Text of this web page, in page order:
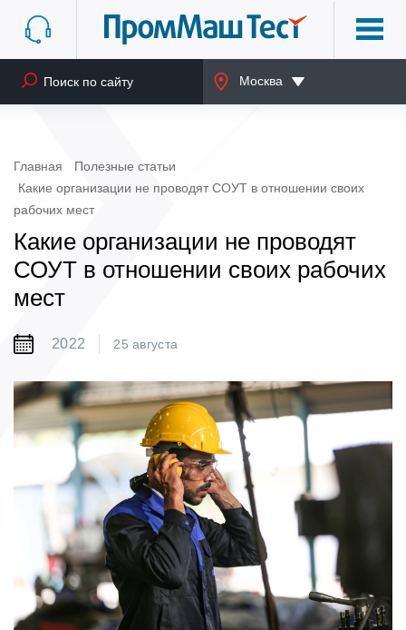
Москва
Главная
Полезные статьи
Какие организации не проводят СОУТ в отношении своих
рабочих мест
Какие организации не проводят
СОУТ в отношении своих рабочих
мест
2022 25 августа